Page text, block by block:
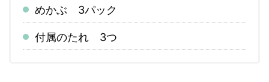
めかぶ 3パック
付属のたれ 3つ